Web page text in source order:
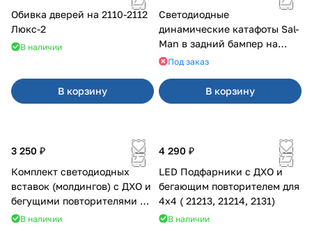
Обивка дверей на 2110-2112
Люкс-2
В наличии
В корзину
Светодиодные
динамические катафоты Sal-
Man в задний бампер на
Приора 2
Под заказ
В корзину
3 250 ₽
Комплект светодиодных
вставок (молдингов) с ДХО и
бегущими повторителями на
Веста
В наличии
4 290 ₽
LED Подфарники с ДХО и
бегающим повторителем для
4x4 ( 21213, 21214, 2131)
В наличии